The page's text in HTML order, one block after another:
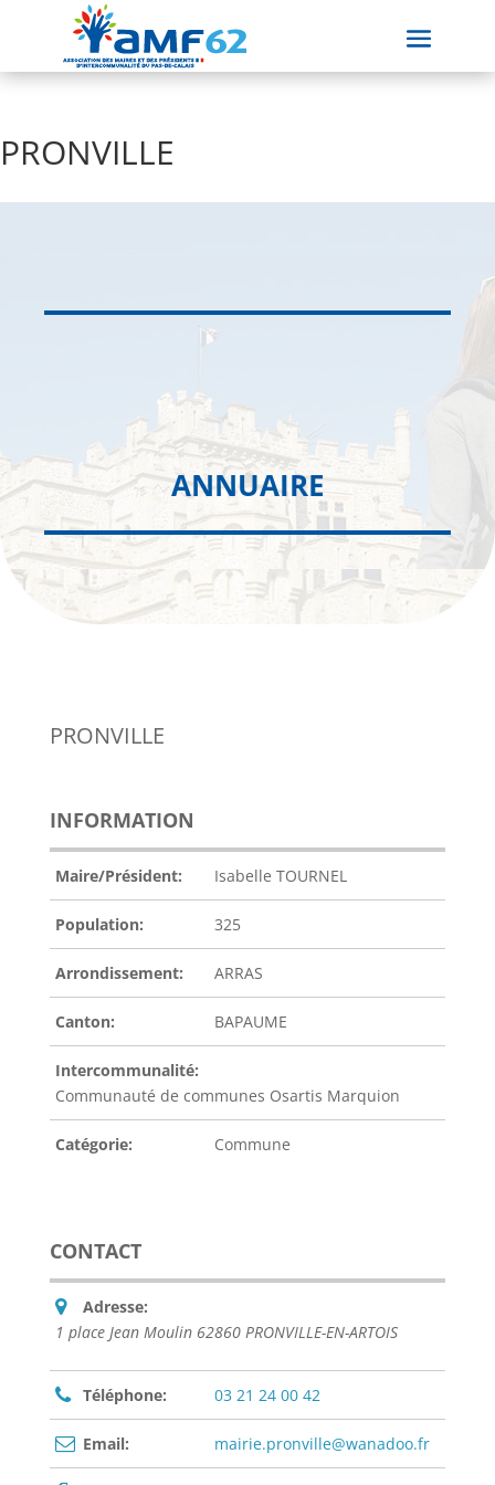
PRONVILLE
ANNUAIRE
PRONVILLE
INFORMATION
Maire/Président: Isabelle TOURNEL
Population: 325
Arrondissement: ARRAS
Canton: BAPAUME
Intercommunalité:
Communauté de communes Osartis Marquion
Catégorie: Commune
CONTACT
Adresse:
1 place Jean Moulin 62860 PRONVILLE-EN-ARTOIS
Téléphone: 03 21 24 00 42
Email: mairie.pronville@wanadoo.fr